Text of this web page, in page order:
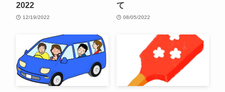
2022
12/19/2022
て
08/05/2022